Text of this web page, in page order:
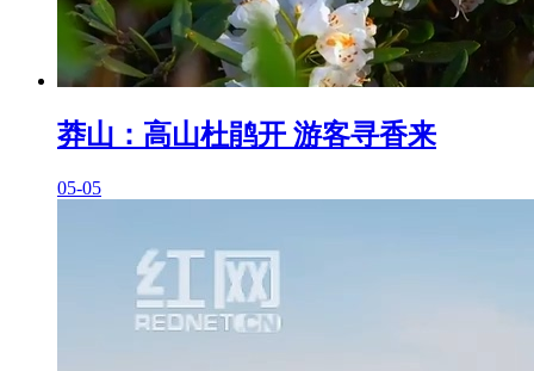
莽山：高山杜鹃开 游客寻香来
05-05